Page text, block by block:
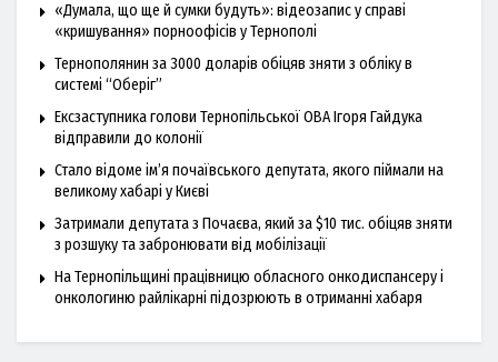
«Думала, що ще й сумки будуть»: відеозапис у справі
«кришування» порноофісів у Тернополі
Тернополянин за 3000 доларів обіцяв зняти з обліку в
системі “Оберіг”
Ексзаступника голови Тернопільської ОВА Ігоря Гайдука
відправили до колонії
Стало відоме ім’я почаївського депутата, якого піймали на
великому хабарі у Києві
Затримали депутата з Почаєва, який за $10 тис. обіцяв зняти
з розшуку та забронювати від мобілізації
На Тернопільщині працівницю обласного онкодиспансеру і
онкологиню райлікарні підозрюють в отриманні хабаря